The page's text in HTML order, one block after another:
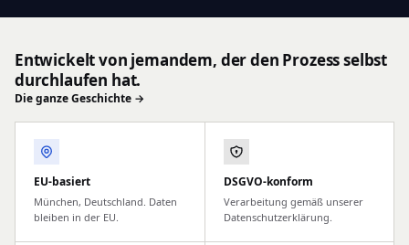
Entwickelt von jemandem, der den Prozess selbst
durchlaufen hat.
Die ganze Geschichte →
EU-basiert
München, Deutschland. Daten
bleiben in der EU.
DSGVO-konform
Verarbeitung gemäß unserer
Datenschutzerklärung.